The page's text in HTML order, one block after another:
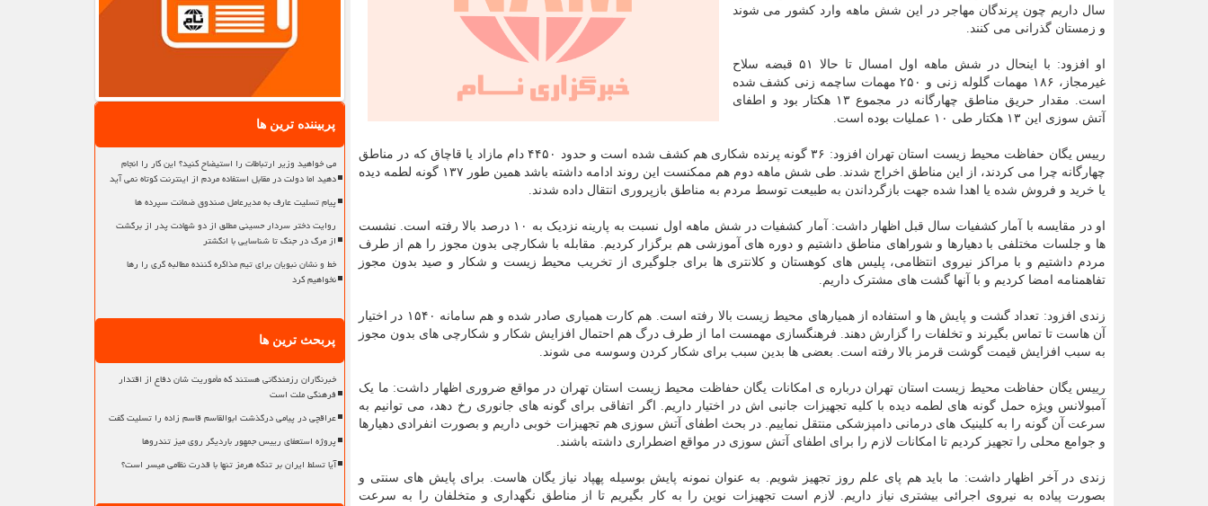
سال داریم چون پرندگان مهاجر در این شش ماهه وارد کشور می شوند
و زمستان گذرانی می کنند.
او افزود: با اینحال در شش ماهه اول امسال تا حالا ۵۱ قبضه سلاح
غیرمجاز، ۱۸۶ مهمات گلوله زنی و ۲۵۰ مهمات ساچمه زنی کشف شده
است. مقدار حریق مناطق چهارگانه در مجموع ۱۳ هکتار بود و اطفای
آتش سوزی این ۱۳ هکتار طی ۱۰ عملیات بوده است.
رییس یگان حفاظت محیط زیست استان تهران افزود: ۳۶ گونه پرنده شکاری هم کشف شده است و حدود ۴۴۵۰ دام مازاد یا قاچاق که در مناطق
چهارگانه چرا می کردند، از این مناطق اخراج شدند. طی شش ماهه دوم هم ممکنست این روند ادامه داشته باشد همین طور ۱۳۷ گونه لطمه دیده
یا خرید و فروش شده یا اهدا شده جهت بازگرداندن به طبیعت توسط مردم به مناطق بازپروری انتقال داده شدند.
او در مقایسه با آمار کشفیات سال قبل اظهار داشت: آمار کشفیات در شش ماهه اول نسبت به پارینه نزدیک به ۱۰ درصد بالا رفته است. نشست
ها و جلسات مختلفی با دهیارها و شوراهای مناطق داشتیم و دوره های آموزشی هم برگزار کردیم. مقابله با شکارچی بدون مجوز را هم از طرف
مردم داشتیم و با مراکز نیروی انتظامی، پلیس های کوهستان و کلانتری ها برای جلوگیری از تخریب محیط زیست و شکار و صید بدون مجوز
تفاهمنامه امضا کردیم و با آنها گشت های مشترک داریم.
زندی افزود: تعداد گشت و پایش ها و استفاده از همیارهای محیط زیست بالا رفته است. هم کارت همیاری صادر شده و هم سامانه ۱۵۴۰ در اختیار
آن هاست تا تماس بگیرند و تخلفات را گزارش دهند. فرهنگسازی مهمست اما از طرف درگ هم احتمال افزایش شکار و شکارچی های بدون مجوز
به سبب افزایش قیمت گوشت قرمز بالا رفته است. بعضی ها بدین سبب برای شکار کردن وسوسه می شوند.
رییس یگان حفاظت محیط زیست استان تهران درباره ی امکانات یگان حفاظت محیط زیست استان تهران در مواقع ضروری اظهار داشت: ما یک
آمبولانس ویژه حمل گونه های لطمه دیده با کلیه تجهیزات جانبی اش در اختیار داریم. اگر اتفاقی برای گونه های جانوری رخ دهد، می توانیم به
سرعت آن گونه را به کلینیک های درمانی دامپزشکی منتقل نماییم. در بحث اطفای آتش سوزی هم تجهیزات خوبی داریم و بصورت انفرادی دهیارها
و جوامع محلی را تجهیز کردیم تا امکانات لازم را برای اطفای آتش سوزی در مواقع اضطراری داشته باشند.
زندی در آخر اظهار داشت: ما باید هم پای علم روز تجهیز شویم. به عنوان نمونه پایش بوسیله پهپاد نیاز یگان هاست. برای پایش های سنتی و
بصورت پیاده به نیروی اجرائی بیشتری نیاز داریم. لازم است تجهیزات نوین را به کار بگیریم تا از مناطق نگهداری و متخلفان را به سرعت
پربیننده ترین ها
می خواهید وزیر ارتباطات را استیضاح کنید؟ این کار را انجام
دهید اما دولت در مقابل استفاده مردم از اینترنت کوتاه نمی آید
پیام تسلیت عارف به مدیرعامل صندوق ضمانت سپرده ها
روایت دختر سردار حسینی مطلق از دو شهادت پدر از برگشت
از مرگ در جنگ تا شناسایی با انگشتر
خط و نشان نبویان برای تیم مذاکره کننده مطالبه گری را رها
نخواهیم کرد
پربحث ترین ها
خبرنگاران رزمندگانی هستند که مأموریت شان دفاع از اقتدار
فرهنگی ملت است
عراقچی در پیامی درگذشت ابوالقاسم قاسم زاده را تسلیت گفت
پروژه استعفای رییس جمهور باردیگر روی میز تندروها
آیا تسلط ایران بر تنگه هرمز تنها با قدرت نظامی میسر است؟